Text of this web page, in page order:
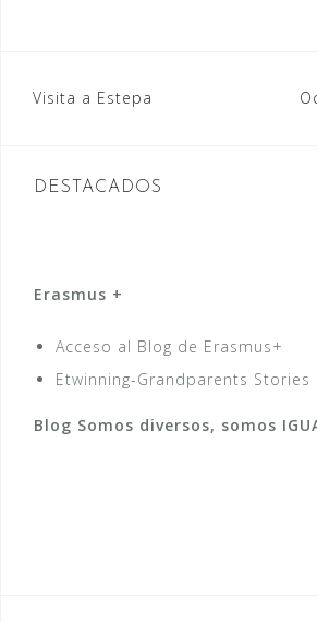
Navegación
entradas
Visita a Estepa
DESTACADOS
Erasmus +
Acceso al Blog de Erasmus+
Etwinning-Grandparents Stories
Blog Somos diversos, somos